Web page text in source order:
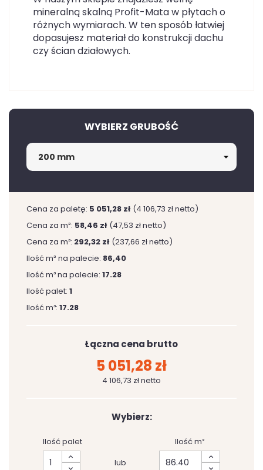
mineralną skalną Profit-Mata w płytach o
różnych wymiarach. W ten sposób łatwiej
dopasujesz materiał do konstrukcji dachu
czy ścian działowych.
WYBIERZ GRUBOŚĆ
Cena za paletę: 5 051,28 zł (4 106,73 zł netto)
Cena za m²: 58,46 zł (47,53 zł netto)
Cena za m³: 292,32 zł (237,66 zł netto)
Ilość m² na palecie: 86,40
Ilość m³ na palecie: 17.28
Ilość palet: 1
Ilość m³: 17.28
Łączna cena brutto
5 051,28 zł
4 106,73 zł netto
Wybierz:
Ilość palet
lub
Ilość m²